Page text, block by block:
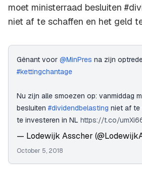
moet ministerraad besluiten
niet af te schaffen en het geld
Gênant voor ⁦ @MinPres na zijn
#kettingchantage
Nu zijn alle smoezen op: vanmiddag
besluiten #dividendbelasting niet af te
te investeren in NL https://t.co/
— Lodewijk Asscher
October 5, 2018